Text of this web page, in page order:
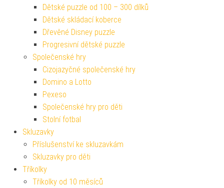
Dětské puzzle od 100 – 300 dílků
Dětské skládací koberce
Dřevěné Disney puzzle
Progresivní dětské puzzle
Společenské hry
Cizojazyčné společenské hry
Domino a Lotto
Pexeso
Společenské hry pro děti
Stolní fotbal
Skluzavky
Příslušenství ke skluzavkám
Skluzavky pro děti
Tříkolky
Tříkolky od 10 měsíců